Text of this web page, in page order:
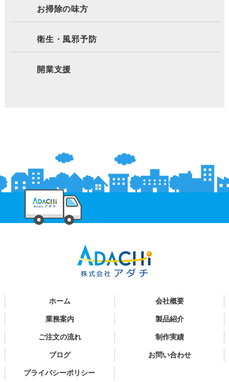
お掃除の味方
衛生・風邪予防
開業支援
ホーム 会社概要
業務案内 製品紹介
ご注文の流れ 制作実績
ブログ お問い合わせ
プライバシーポリシー